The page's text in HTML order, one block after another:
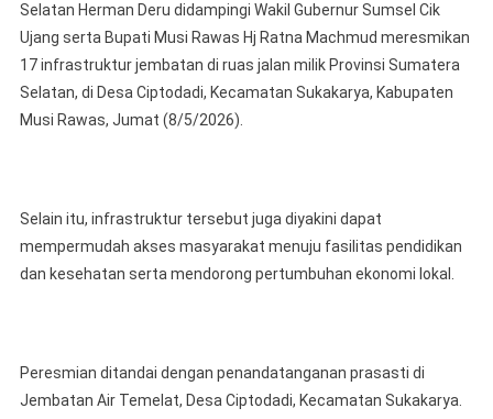
Wabup
Musi
Rawas
Bersama
Jembatan
Selatan Herman Deru didampingi Wakil Gubernur Sumsel Cik
Ujang serta Bupati Musi Rawas Hj Ratna Machmud meresmikan
17 infrastruktur jembatan di ruas jalan milik Provinsi Sumatera
Selatan, di Desa Ciptodadi, Kecamatan Sukakarya, Kabupaten
Musi Rawas, Jumat (8/5/2026).
Selain itu, infrastruktur tersebut juga diyakini dapat
mempermudah akses masyarakat menuju fasilitas pendidikan
dan kesehatan serta mendorong pertumbuhan ekonomi lokal.
‎Peresmian ditandai dengan penandatanganan prasasti di
Jembatan Air Temelat, Desa Ciptodadi, Kecamatan Sukakarya.